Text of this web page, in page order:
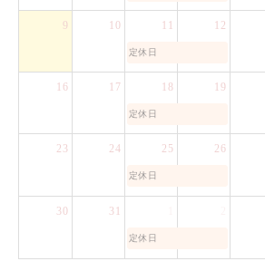
9 10 11
定休日
12
16 17 18
定休日
19
23 24 25
定休日
26
30 31
定休日